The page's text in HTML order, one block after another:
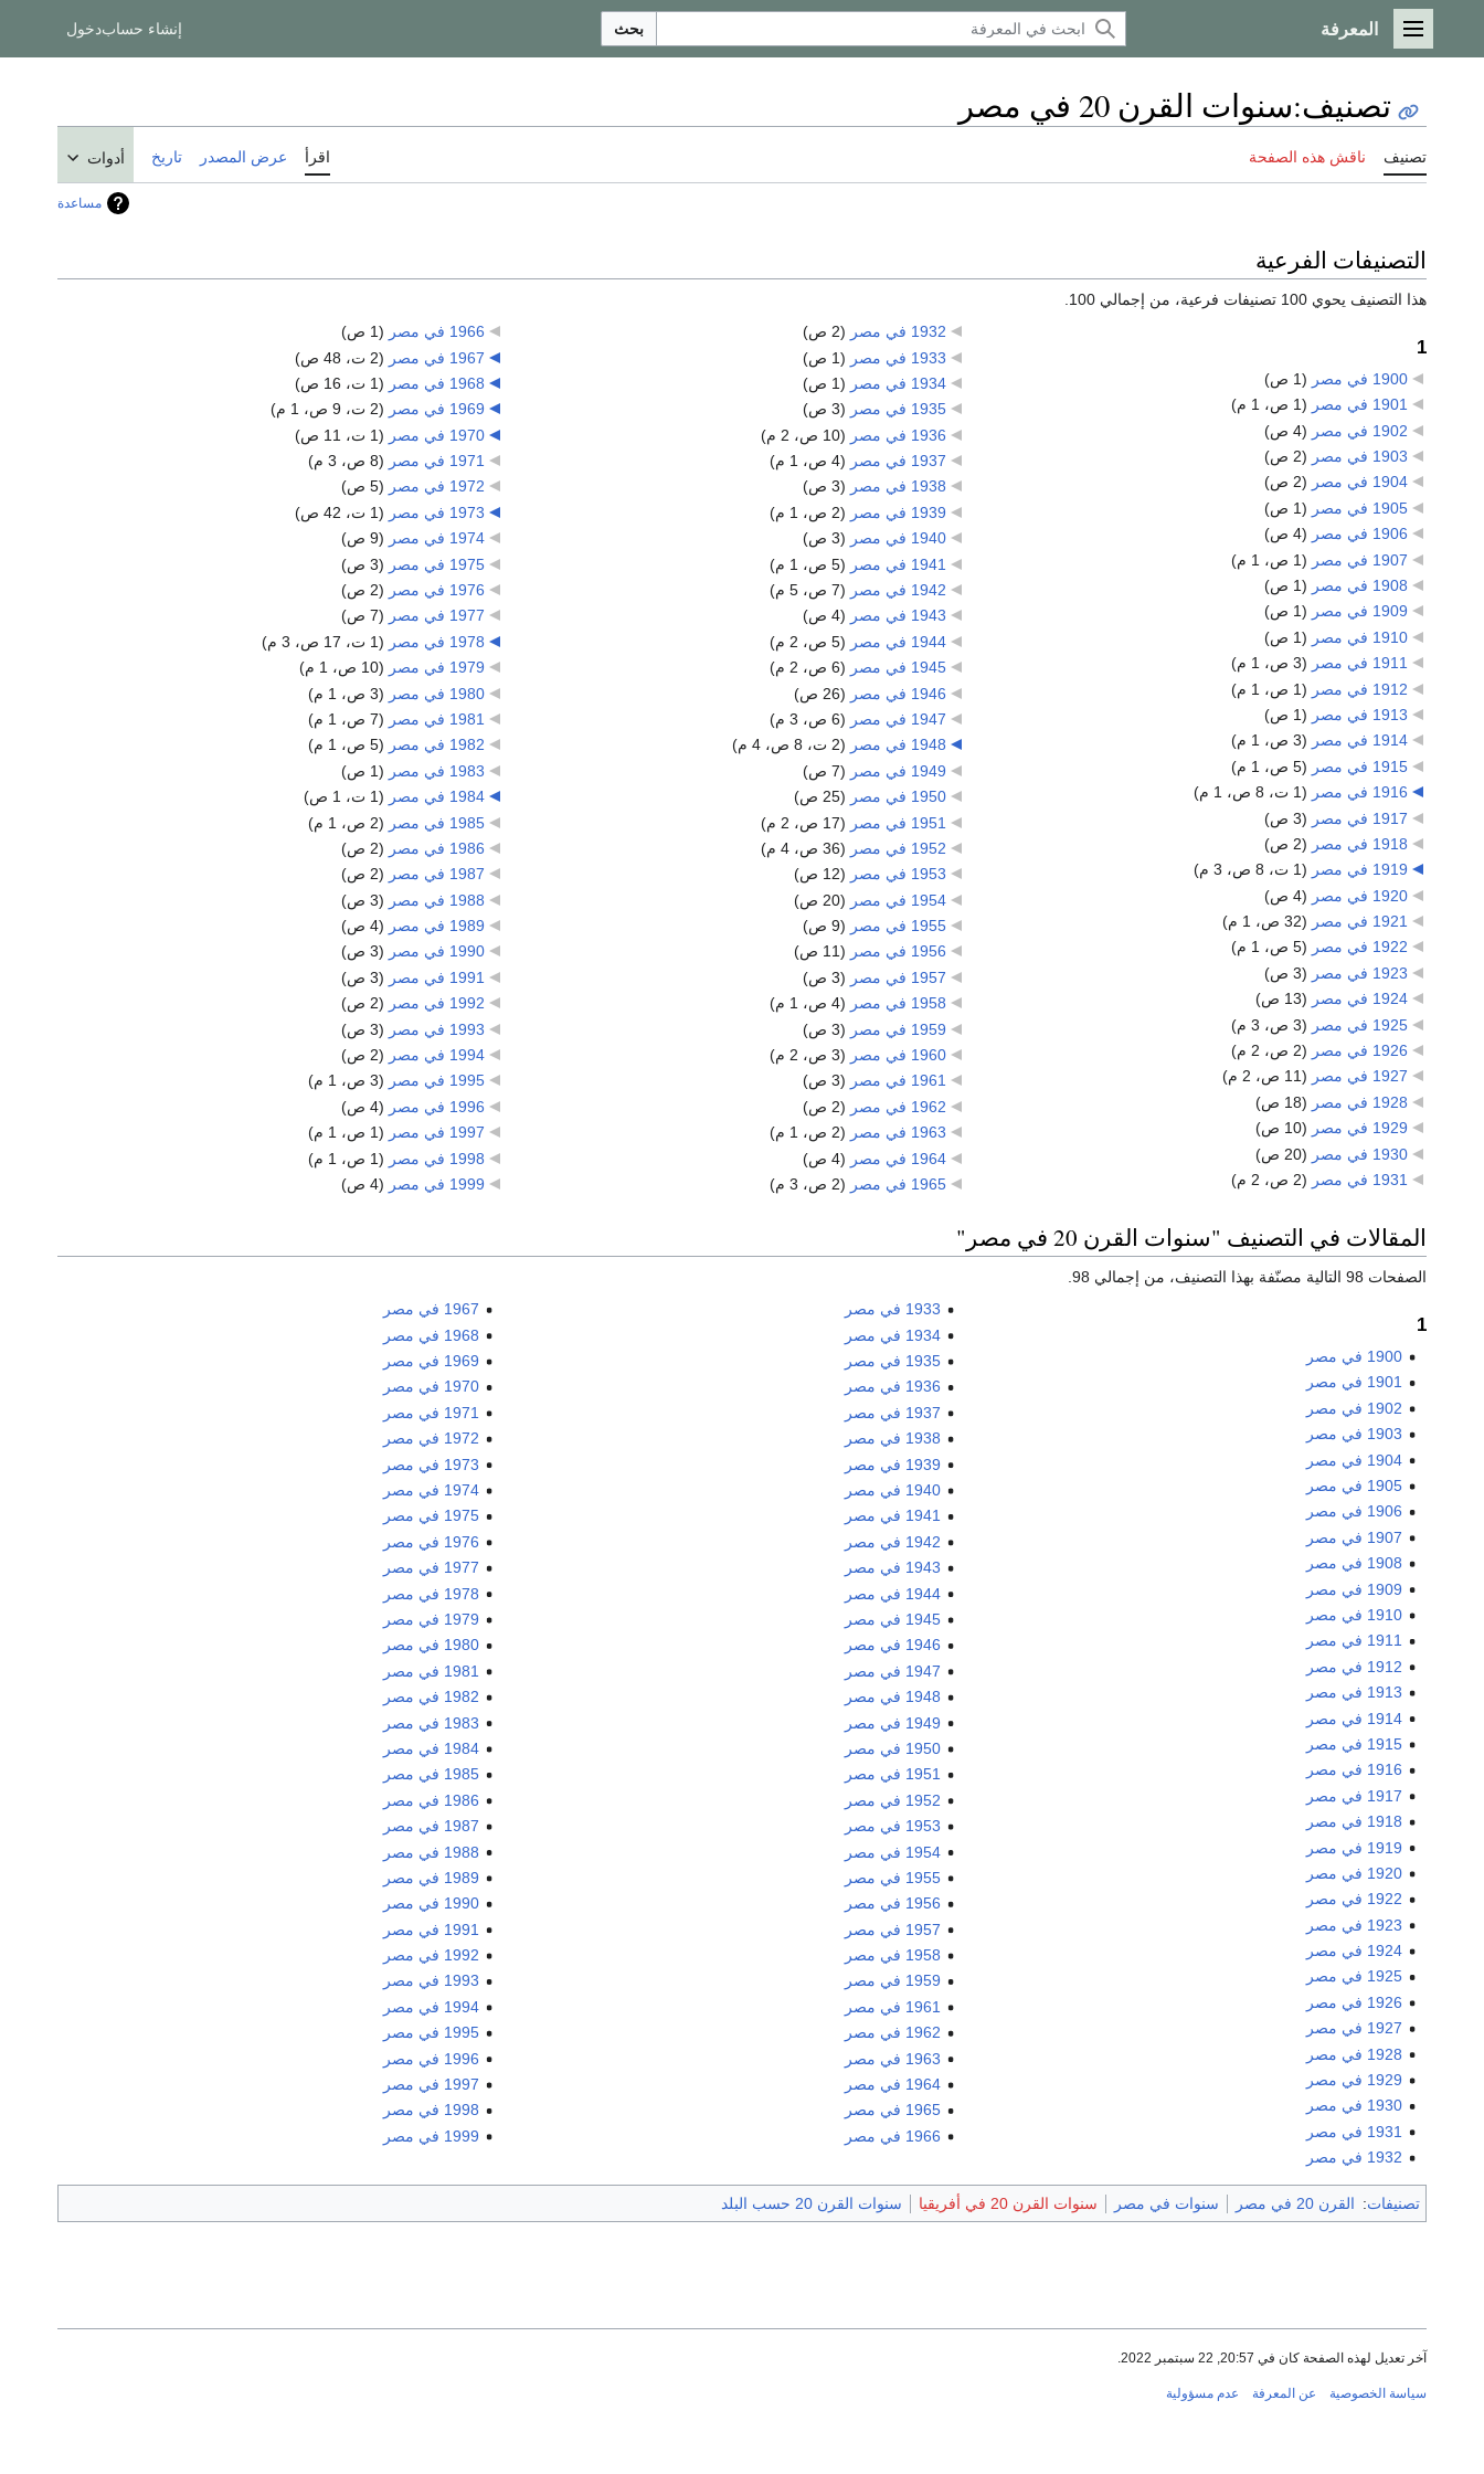
القائمة الرئيسية
المعرفة بحث إنشاء حسابدخول
تصنيف:سنوات القرن 20 في مصر
تصنيف ناقش هذه الصفحة اقرأ عرض المصدر تاريخ أدوات
مساعدة
التصنيفات الفرعية
هذا التصنيف يحوي 100 تصنيفات فرعية، من إجمالي 100.
1
1900 في مصر
(1 ص)
1901 في مصر
(1 ص، 1 م)
1902 في مصر
(4 ص)
1903 في مصر
(2 ص)
1904 في مصر
(2 ص)
1905 في مصر
(1 ص)
1906 في مصر
(4 ص)
1907 في مصر
(1 ص، 1 م)
1908 في مصر
(1 ص)
1909 في مصر
(1 ص)
1910 في مصر
(1 ص)
1911 في مصر
(3 ص، 1 م)
1912 في مصر
(1 ص، 1 م)
1913 في مصر
(1 ص)
1914 في مصر
(3 ص، 1 م)
1915 في مصر
(5 ص، 1 م)
1916 في مصر
(1 ت، 8 ص، 1 م)
1917 في مصر
(3 ص)
1918 في مصر
(2 ص)
1919 في مصر
(1 ت، 8 ص، 3 م)
1920 في مصر
(4 ص)
1921 في مصر
(32 ص، 1 م)
1922 في مصر
(5 ص، 1 م)
1923 في مصر
(3 ص)
1924 في مصر
(13 ص)
1925 في مصر
(3 ص، 3 م)
1926 في مصر
(2 ص، 2 م)
1927 في مصر
(11 ص، 2 م)
1928 في مصر
(18 ص)
1929 في مصر
(10 ص)
1930 في مصر
(20 ص)
1931 في مصر
(2 ص، 2 م)
1932 في مصر
(2 ص)
1933 في مصر
(1 ص)
1934 في مصر
(1 ص)
1935 في مصر
(3 ص)
1936 في مصر
(10 ص، 2 م)
1937 في مصر
(4 ص، 1 م)
1938 في مصر
(3 ص)
1939 في مصر
(2 ص، 1 م)
1940 في مصر
(3 ص)
1941 في مصر
(5 ص، 1 م)
1942 في مصر
(7 ص، 5 م)
1943 في مصر
(4 ص)
1944 في مصر
(5 ص، 2 م)
1945 في مصر
(6 ص، 2 م)
1946 في مصر
(26 ص)
1947 في مصر
(6 ص، 3 م)
1948 في مصر
(2 ت، 8 ص، 4 م)
1949 في مصر
(7 ص)
1950 في مصر
(25 ص)
1951 في مصر
(17 ص، 2 م)
1952 في مصر
(36 ص، 4 م)
1953 في مصر
(12 ص)
1954 في مصر
(20 ص)
1955 في مصر
(9 ص)
1956 في مصر
(11 ص)
1957 في مصر
(3 ص)
1958 في مصر
(4 ص، 1 م)
1959 في مصر
(3 ص)
1960 في مصر
(3 ص، 2 م)
1961 في مصر
(3 ص)
1962 في مصر
(2 ص)
1963 في مصر
(2 ص، 1 م)
1964 في مصر
(4 ص)
1965 في مصر
(2 ص، 3 م)
1966 في مصر
(1 ص)
1967 في مصر
(2 ت، 48 ص)
1968 في مصر
(1 ت، 16 ص)
1969 في مصر
(2 ت، 9 ص، 1 م)
1970 في مصر
(1 ت، 11 ص)
1971 في مصر
(8 ص، 3 م)
1972 في مصر
(5 ص)
1973 في مصر
(1 ت، 42 ص)
1974 في مصر
(9 ص)
1975 في مصر
(3 ص)
1976 في مصر
(2 ص)
1977 في مصر
(7 ص)
1978 في مصر
(1 ت، 17 ص، 3 م)
1979 في مصر
(10 ص، 1 م)
1980 في مصر
(3 ص، 1 م)
1981 في مصر
(7 ص، 1 م)
1982 في مصر
(5 ص، 1 م)
1983 في مصر
(1 ص)
1984 في مصر
(1 ت، 1 ص)
1985 في مصر
(2 ص، 1 م)
1986 في مصر
(2 ص)
1987 في مصر
(2 ص)
1988 في مصر
(3 ص)
1989 في مصر
(4 ص)
1990 في مصر
(3 ص)
1991 في مصر
(3 ص)
1992 في مصر
(2 ص)
1993 في مصر
(3 ص)
1994 في مصر
(2 ص)
1995 في مصر
(3 ص، 1 م)
1996 في مصر
(4 ص)
1997 في مصر
(1 ص، 1 م)
1998 في مصر
(1 ص، 1 م)
1999 في مصر
(4 ص)
المقالات في التصنيف "سنوات القرن 20 في مصر"
الصفحات 98 التالية مصنّفة بهذا التصنيف، من إجمالي 98.
1
1900 في مصر
1901 في مصر
1902 في مصر
1903 في مصر
1904 في مصر
1905 في مصر
1906 في مصر
1907 في مصر
1908 في مصر
1909 في مصر
1910 في مصر
1911 في مصر
1912 في مصر
1913 في مصر
1914 في مصر
1915 في مصر
1916 في مصر
1917 في مصر
1918 في مصر
1919 في مصر
1920 في مصر
1922 في مصر
1923 في مصر
1924 في مصر
1925 في مصر
1926 في مصر
1927 في مصر
1928 في مصر
1929 في مصر
1930 في مصر
1931 في مصر
1932 في مصر
1933 في مصر
1934 في مصر
1935 في مصر
1936 في مصر
1937 في مصر
1938 في مصر
1939 في مصر
1940 في مصر
1941 في مصر
1942 في مصر
1943 في مصر
1944 في مصر
1945 في مصر
1946 في مصر
1947 في مصر
1948 في مصر
1949 في مصر
1950 في مصر
1951 في مصر
1952 في مصر
1953 في مصر
1954 في مصر
1955 في مصر
1956 في مصر
1957 في مصر
1958 في مصر
1959 في مصر
1961 في مصر
1962 في مصر
1963 في مصر
1964 في مصر
1965 في مصر
1966 في مصر
1967 في مصر
1968 في مصر
1969 في مصر
1970 في مصر
1971 في مصر
1972 في مصر
1973 في مصر
1974 في مصر
1975 في مصر
1976 في مصر
1977 في مصر
1978 في مصر
1979 في مصر
1980 في مصر
1981 في مصر
1982 في مصر
1983 في مصر
1984 في مصر
1985 في مصر
1986 في مصر
1987 في مصر
1988 في مصر
1989 في مصر
1990 في مصر
1991 في مصر
1992 في مصر
1993 في مصر
1994 في مصر
1995 في مصر
1996 في مصر
1997 في مصر
1998 في مصر
1999 في مصر
تصنيفات: القرن 20 في مصر سنوات في مصر سنوات القرن 20 في أفريقيا سنوات القرن 20 حسب البلد
آخر تعديل لهذه الصفحة كان في 20:57, 22 سبتمبر 2022.
سياسة الخصوصية عن المعرفة عدم مسؤولية